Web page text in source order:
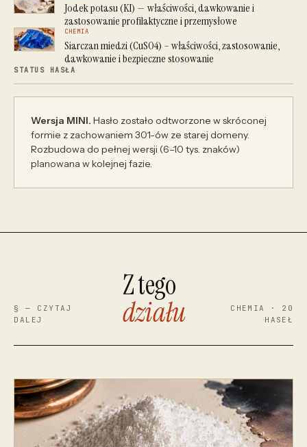
Jodek potasu (KI) — właściwości, dawkowanie i
zastosowanie profilaktyczne i przemysłowe
CHEMIA
Siarczan miedzi (CuSO4) – właściwości, zastosowanie,
dawkowanie i bezpieczne stosowanie
STATUS HASŁA
Wersja MINI. Hasło zostało odtworzone w skróconej
formie z zachowaniem 301-ów ze starej domeny.
Rozbudowa do pełnej wersji (6–10 tys. znaków)
planowana w kolejnej fazie.
§ — CZYTAJ
DALEJ
Z tego
działu
CHEMIA · 20
HASEŁ